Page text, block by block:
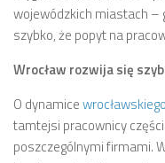
wojewódzkich miastach –
szybko, że popyt na
Wrocław rozwija się
O dynamice
tamtejsi pracownicy
poszczególnymi firmami.